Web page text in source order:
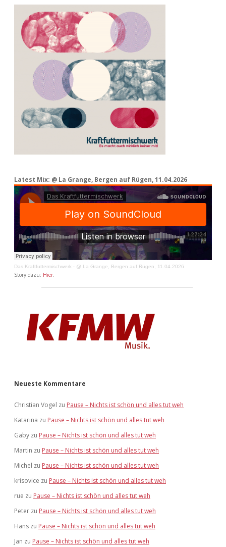
Latest Mix: @ La Grange, Bergen auf Rügen, 11.04.2026
Das Kraftfuttermischwerk · @ La Grange, Bergen auf Rügen, 11.04.2026
Story dazu: Hier.
Neueste Kommentare
Christian Vogel zu Pause – Nichts ist schön und alles tut weh
Katarina zu Pause – Nichts ist schön und alles tut weh
Gaby zu Pause – Nichts ist schön und alles tut weh
Martin zu Pause – Nichts ist schön und alles tut weh
Michel zu Pause – Nichts ist schön und alles tut weh
krisovice zu Pause – Nichts ist schön und alles tut weh
rue zu Pause – Nichts ist schön und alles tut weh
Peter zu Pause – Nichts ist schön und alles tut weh
Hans zu Pause – Nichts ist schön und alles tut weh
Jan zu Pause – Nichts ist schön und alles tut weh